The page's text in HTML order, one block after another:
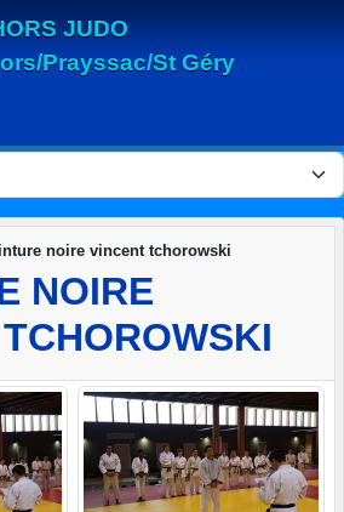
JUDO
Prayssac/St Géry
noire vincent tchorowski
NOIRE
cookies